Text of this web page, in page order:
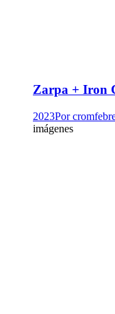
Zarpa + Iron
2023Porcrom
imágenes